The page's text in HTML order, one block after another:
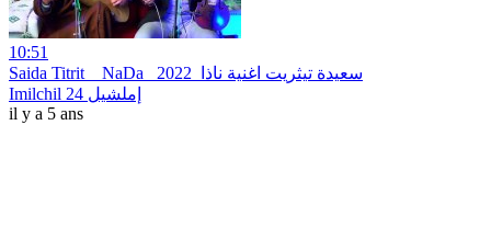
10:51
Saida Titrit _ NaDa _2022_سعيدة تيثريت اغنية ناذا
Imilchil 24 إملشيل
il y a 5 ans